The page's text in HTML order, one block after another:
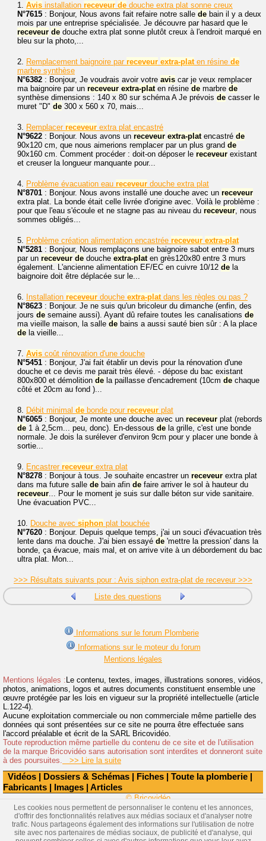
Vidéos | Dossiers & Schémas | Fiches | Toute la plomberie |
Fabricants | Images | Articles
1. Avis installation receveur de douche extra plat sonne creux
N°7615 : Bonjour, Nous avons fait refaire notre salle de bain il y a deux
mois par une entreprise spécialisée. Je découvre par hasard que le
receveur de douche extra plat sonne plutôt creux à l'endroit marqué en
bleu sur la photo,...
2. Remplacement baignoire par receveur extra-platen résine de
marbre synthèse
N°6382 : Bonjour, Je voudrais avoir votre avis car je veux remplacer
ma baignoire par un receveur extra-platen résine de marbre de
synthèse dimensions : 140 x 80 sur schéma A Je prévois de casser le
muret "D" de 300 x 560 x 70, mais...
3. Remplacer receveur extra plat encastré
N°9622 : Bonjour. Nous avons un receveur extra-platencastré de
90x120 cm, que nous aimerions remplacer par un plus grand de
90x160 cm. Comment procéder : doit-on déposer le receveur existant
et creuser la longueur manquante pour...
4. Problème évacuation eau receveur douche extra plat
N°8701 : Bonjour. Nous avons installé une douche avec un receveur
extra plat. La bonde était celle livrée d'origine avec. Voilà le problème :
pour que l'eau s'écoule et ne stagne pas au niveau du receveur, nous
sommes obligés...
5. Problème création alimentation encastrée receveur extra-plat
N°5281 : Bonjour, Nous remplaçons une baignoire sabot entre 3 murs
par un receveur de douche extra-platen grès120x80 entre 3 murs
également. L'ancienne alimentation EF/EC en cuivre 10/12 de la
baignoire doit être déplacée sur le...
6. Installation receveur douche extra-platdans les règles ou pas ?
N°8623 : Bonjour. Je ne suis qu'un bricoleur du dimanche (enfin, des
jours de semaine aussi). Ayant dû refaire toutes les canalisations de
ma vieille maison, la salle de bains a aussi sauté bien sûr : A la place
de la vieille...
7. Avis coût rénovation d'une douche
N°5451 : Bonjour, J'ai fait établir un devis pour la rénovation d'une
douche et ce devis me parait très élevé. - dépose du bac existant
800x800 et démolition de la paillasse d'encadrement (10cm de chaque
côté et 20cm au fond )...
8. Débit minimal de bonde pour receveur plat
N°6065 : Bonjour, Je monte une douche avec un receveur plat (rebords
de 1 à 2,5cm... peu, donc). En-dessous de la grille, c'est une bonde
normale. Je dois la surélever d'environ 9cm pour y placer une bonde à
sortie...
9. Encastrer receveur extra plat
N°8278 : Bonjour à tous. Je souhaite encastrer un receveur extra plat
dans ma future salle de bain afin de faire arriver le sol à hauteur du
receveur... Pour le moment je suis sur dalle béton sur vide sanitaire.
Une évacuation PVC...
10. Douche avec siphon plat bouchée
N°7620 : Bonjour. Depuis quelque temps, j'ai un souci d'évacuation très
lente dans ma douche. J'ai bien essayé de 'mettre la pression' dans la
bonde, ça évacue, mais mal, et on arrive vite à un débordement du bac
ultra plat. Mon...
>>> Résultats suivants pour : Avis siphon extra-plat de receveur >>>
Liste des questions
Informations sur le forum Plomberie
Informations sur le moteur du forum
Mentions légales
Mentions légales : Le contenu, textes, images, illustrations sonores, vidéos,
photos, animations, logos et autres documents constituent ensemble une
œuvre protégée par les lois en vigueur sur la propriété intellectuelle (article
L.122-4).
Aucune exploitation commerciale ou non commerciale même partielle des
données qui sont présentées sur ce site ne pourra être effectuée sans
l'accord préalable et écrit de la SARL Bricovidéo.
Toute reproduction même partielle du contenu de ce site et de l'utilisation
de la marque Bricovidéo sans autorisation sont interdites et donneront suite
à des poursuites. >> Lire la suite
© Bricovidéo
Les cookies nous permettent de personnaliser le contenu et les annonces,
d'offrir des fonctionnalités relatives aux médias sociaux et d'analyser notre
trafic. Nous partageons également des informations sur l'utilisation de notre
site avec nos partenaires de médias sociaux, de publicité et d'analyse, qui